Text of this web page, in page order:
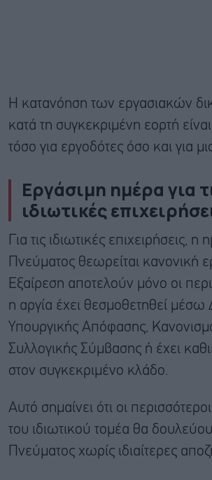
Η κατανόηση των εργασιακών
κατά τη συγκεκριμένη εορτή
τόσο για εργοδότες όσο και για
Εργάσιμη ημέρα για
ιδιωτικές
Για τις ιδιωτικές επιχειρήσεις,
Πνεύματος θεωρείται κανονική
Εξαίρεση αποτελούν μόνο οι
η αργία έχει θεσμοθετηθεί μέσω
Υπουργικής Απόφασης,
Συλλογικής Σύμβασης ή έχει
στον συγκεκριμένο κλάδο.
Αυτό σημαίνει ότι οι
του ιδιωτικού τομέα θα
Πνεύματος χωρίς ιδιαίτερες